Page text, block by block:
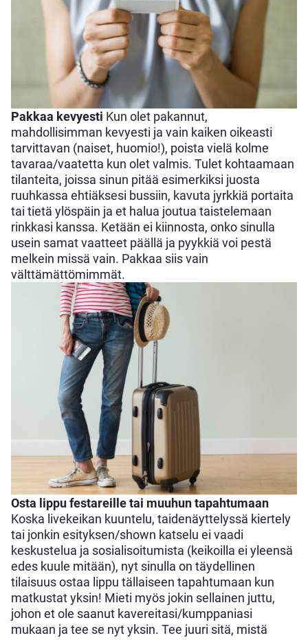
Pakkaa kevyesti Kun olet pakannut,
mahdollisimman kevyesti ja vain kaiken oikeasti
tarvittavan (naiset, huomio!), poista vielä kolme
tavaraa/vaatetta kun olet valmis. Tulet kohtaamaan
tilanteita, joissa sinun pitää esimerkiksi juosta
ruuhkassa ehtiäksesi bussiin, kavuta jyrkkiä portaita
tai tietä ylöspäin ja et halua joutua taistelemaan
rinkkasi kanssa. Ketään ei kiinnosta, onko sinulla
usein samat vaatteet päällä ja pyykkiä voi pestä
melkein missä vain. Pakkaa siis vain
välttämättömimmät.
Osta lippu festareille tai muuhun tapahtumaan
Koska livekeikan kuuntelu, taidenäyttelyssä kiertely
tai jonkin esityksen/shown katselu ei vaadi
keskustelua ja sosialisoitumista (keikoilla ei yleensä
edes kuule mitään), nyt sinulla on täydellinen
tilaisuus ostaa lippu tällaiseen tapahtumaan kun
matkustat yksin! Mieti myös jokin sellainen juttu,
johon et ole saanut kavereitasi/kumppaniasi
mukaan ja tee se nyt yksin. Tee juuri sitä, mistä